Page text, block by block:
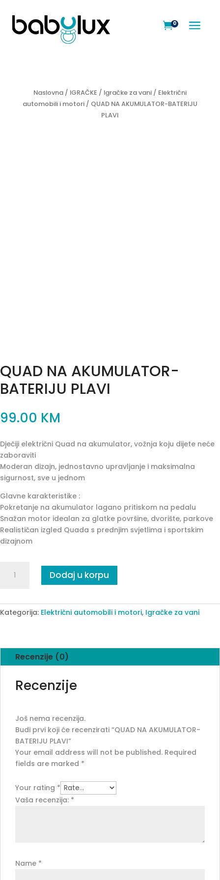
a
0
Naslovna/ IGRAČKE / Igračke za vani/ Električni
automobili i motori/ QUAD NA AKUMULATOR-BATERIJU
PLAVI
QUAD NA AKUMULATOR-
BATERIJU PLAVI
99.00 KM
Dječiji električni Quad na akumulator, vožnja koju dijete neće
zaboraviti
Moderan dizajn, jednostavno upravljanje i maksimalna
sigurnost, sve u jednom
Glavne karakteristike :
Pokretanje na akumulator lagano pritiskom na pedalu
Snažan motor idealan za glatke površine, dvorište, parkove
Realističan izgled Quada s prednjim svjetlima i sportskim
dizajnom
PLAVI
Dodaj u korpu
Kategorija: Električni automobili i motori, Igračke za vani
Recenzije (0)
Recenzije
Još nema recenzija.
Budi prvi koji će recenzirati “QUAD NA AKUMULATOR-
BATERIJU PLAVI”
Your email address will not be published. Required
fields are marked *
Your rating *
Vaša recenzija: *
Name *